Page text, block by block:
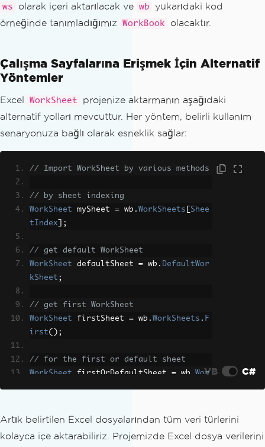
ws olarak içeri aktarılacak ve wb
yukarıdaki kod
örneğinde tanımladığımız
WorkBook olacaktır.
Çalışma Sayfalarına Erişmek İçin Alternatif
Yöntemler
Excel WorkSheet
projenize aktarmanın aşağıdaki
alternatif yolları mevcuttur. Her yöntem, belirli kullanım
senaryonuza bağlı olarak esneklik sağlar:
// Import WorkSheet by various methods
// by sheet indexing
WorkSheet mySheet = wb . WorkSheets
Shee
tIndex ];
// get default WorkSheet
WorkSheet defaultSheet = wb . DefaultWor
kSheet ;
// get first WorkSheet
WorkSheet firstSheet = wb . WorkSheets . F
irst();
// for the first or default sheet
WorkSheet firstOrDefaultSheet = wb
WorVB C#
Artık belirtilen Excel dosyalarından tüm veri türlerini
kolayca içe aktarabiliriz. Projemizde Excel dosya verilerini